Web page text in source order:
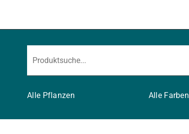
Alle Pflanzen Alle Farben